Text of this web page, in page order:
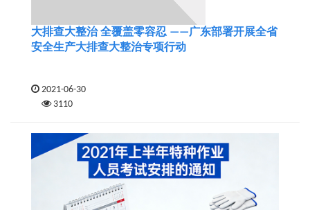
大排查大整治 全覆盖零容忍 ——广东部署开展全省
安全生产大排查大整治专项行动
2021-06-30
3110